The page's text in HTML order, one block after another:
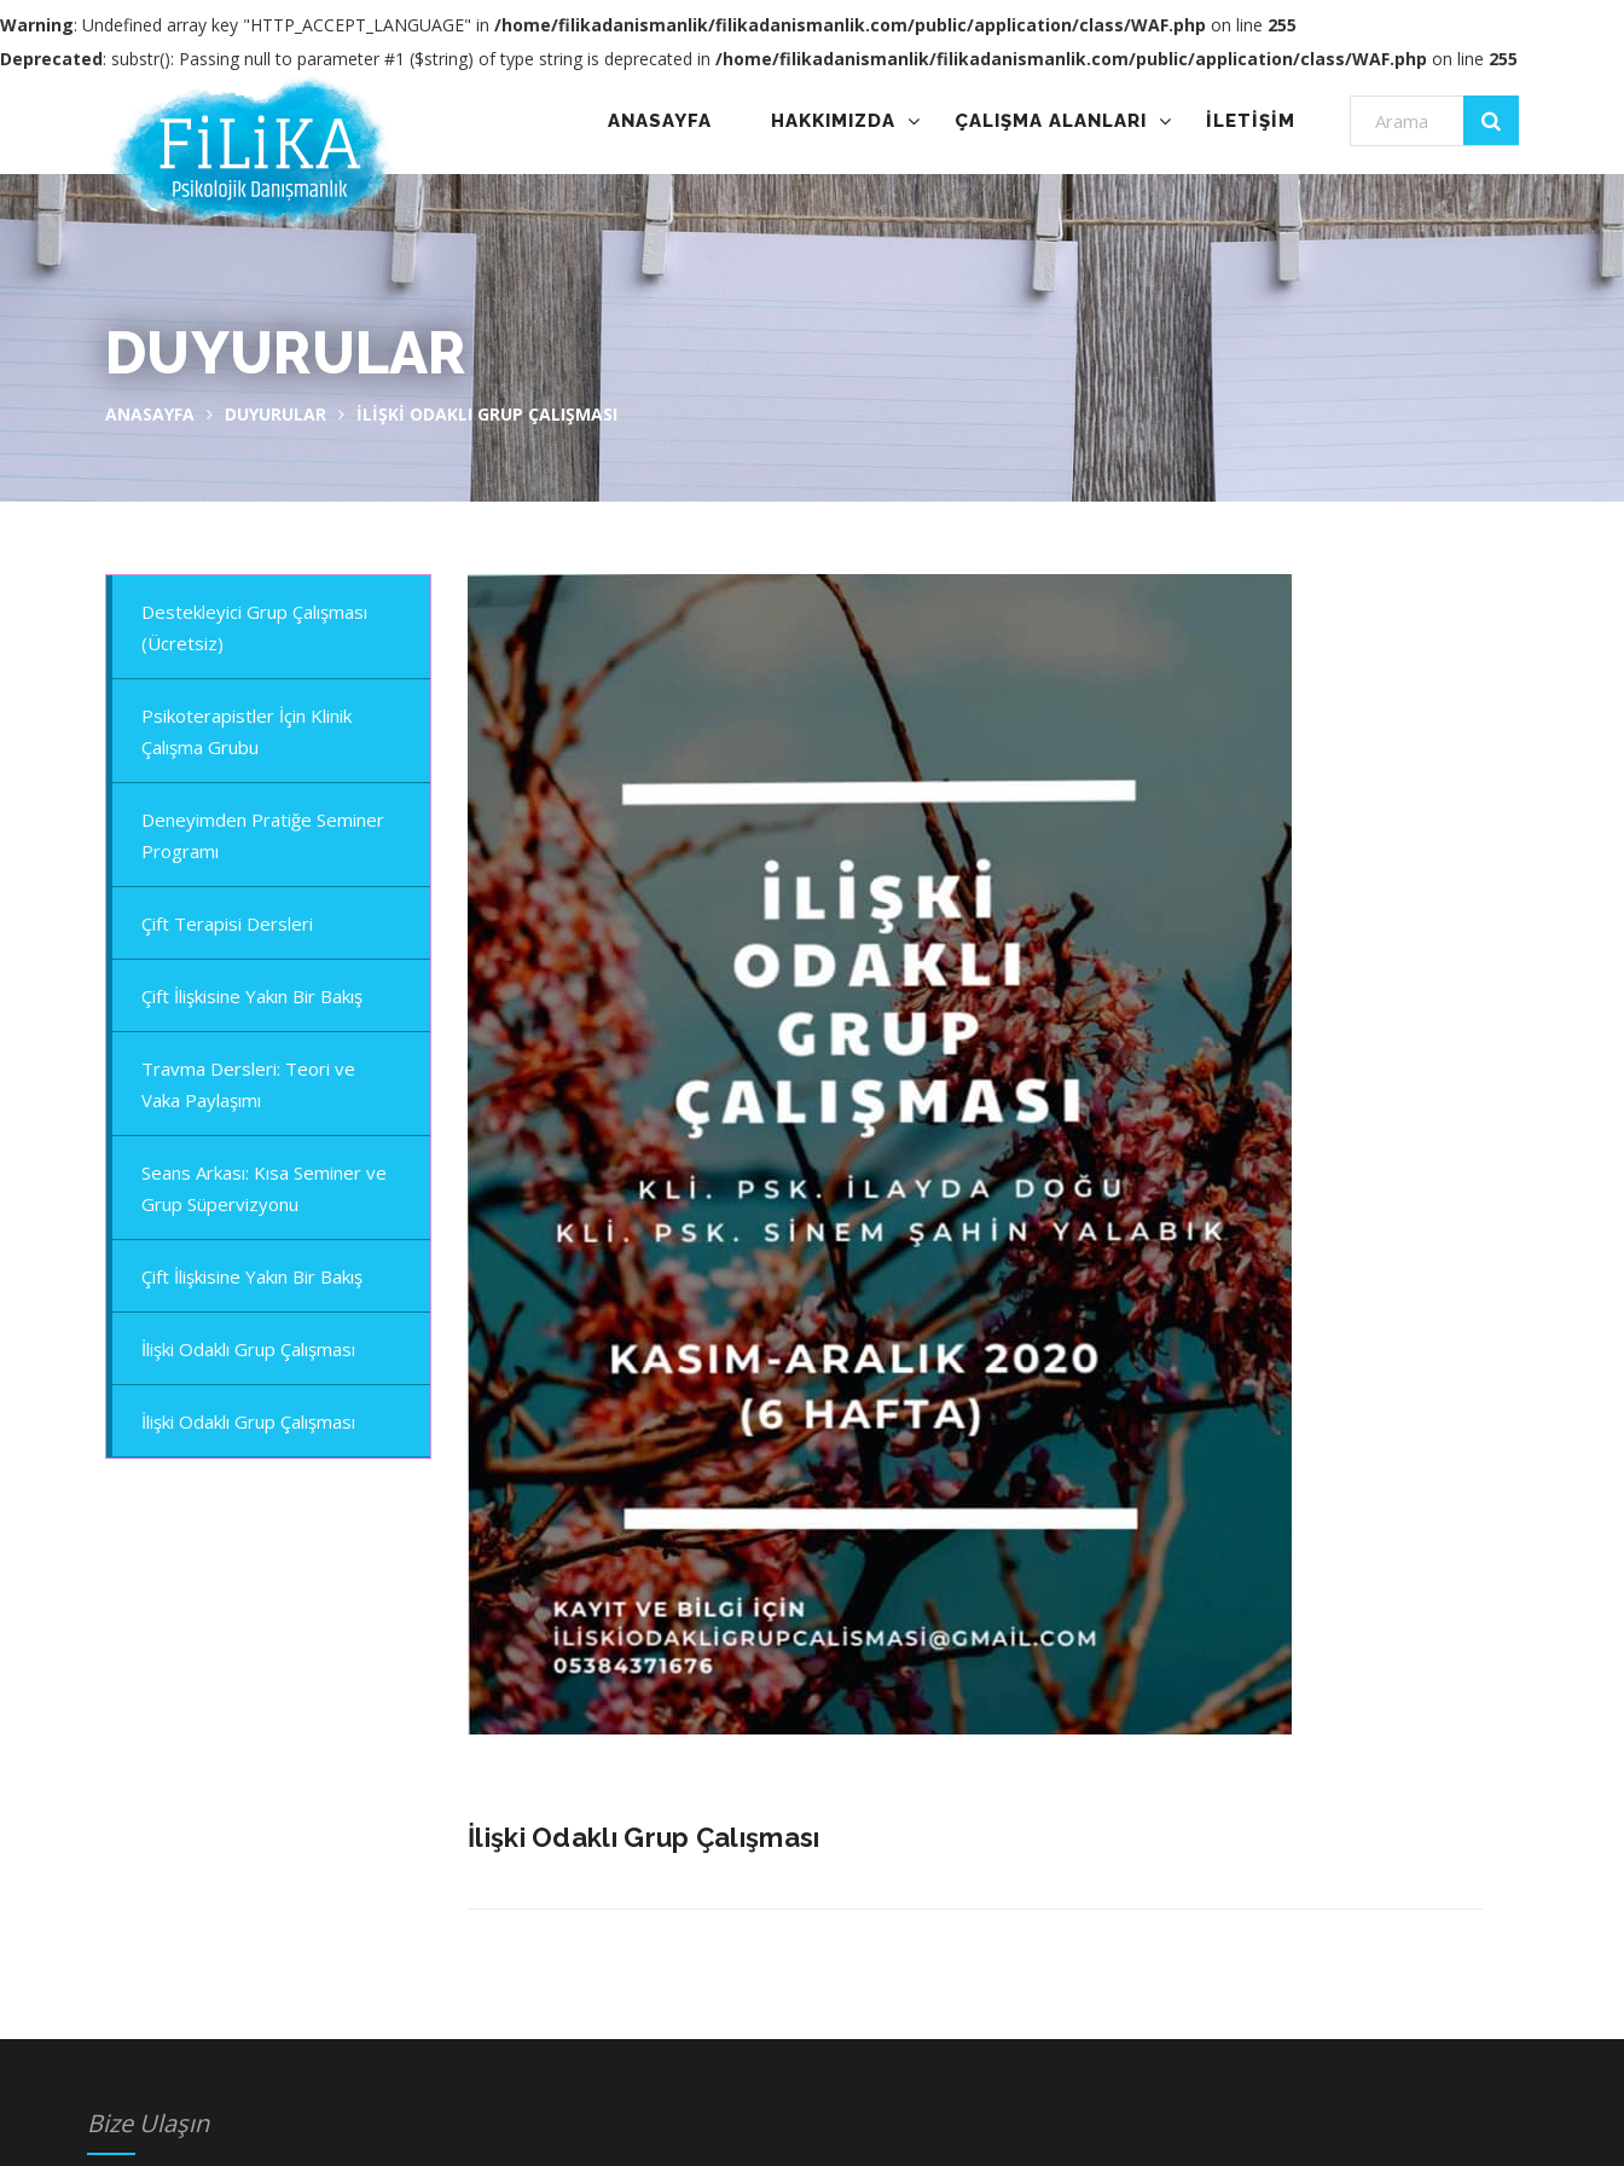
Warning: Undefined array key "HTTP_ACCEPT_LANGUAGE" in /home/filikadanismanlik/filikadanismanlik.com/public/application/class/WAF.php on line 255
Deprecated: substr(): Passing null to parameter #1 ($string) of type string is deprecated in /home/filikadanismanlik/filikadanismanlik.com/public/application/class/WAF.php on line 255
ANASAYFA HAKKIMIZDA ÇALIŞMA ALANLARI İLETİŞİM
DUYURULAR
ANASAYFA DUYURULAR İLIŞKI ODAKLI GRUP ÇALIŞMASI
Destekleyici Grup Çalışması
(Ücretsiz)
Psikoterapistler İçin Klinik
Çalışma Grubu
Deneyimden Pratiğe Seminer
Programı
Çift Terapisi Dersleri
Çift İlişkisine Yakın Bir Bakış
Travma Dersleri: Teori ve
Vaka Paylaşımı
Seans Arkası: Kısa Seminer ve
Grup Süpervizyonu
Çift İlişkisine Yakın Bir Bakış
İlişki Odaklı Grup Çalışması
İlişki Odaklı Grup Çalışması
İlişki Odaklı Grup Çalışması
Bize Ulaşın